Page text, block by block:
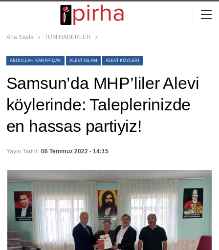
Ana Sayfa TÜM HABERLER
ABDULLAH KARAPIÇAK ALEVI ISLAM ALEVI KÖYLERI
Samsun’da MHP’liler Alevi
köylerinde: Taleplerinizde
en hassas partiyiz!
Yayın Tarihi: 06 Temmuz 2022 - 14:15